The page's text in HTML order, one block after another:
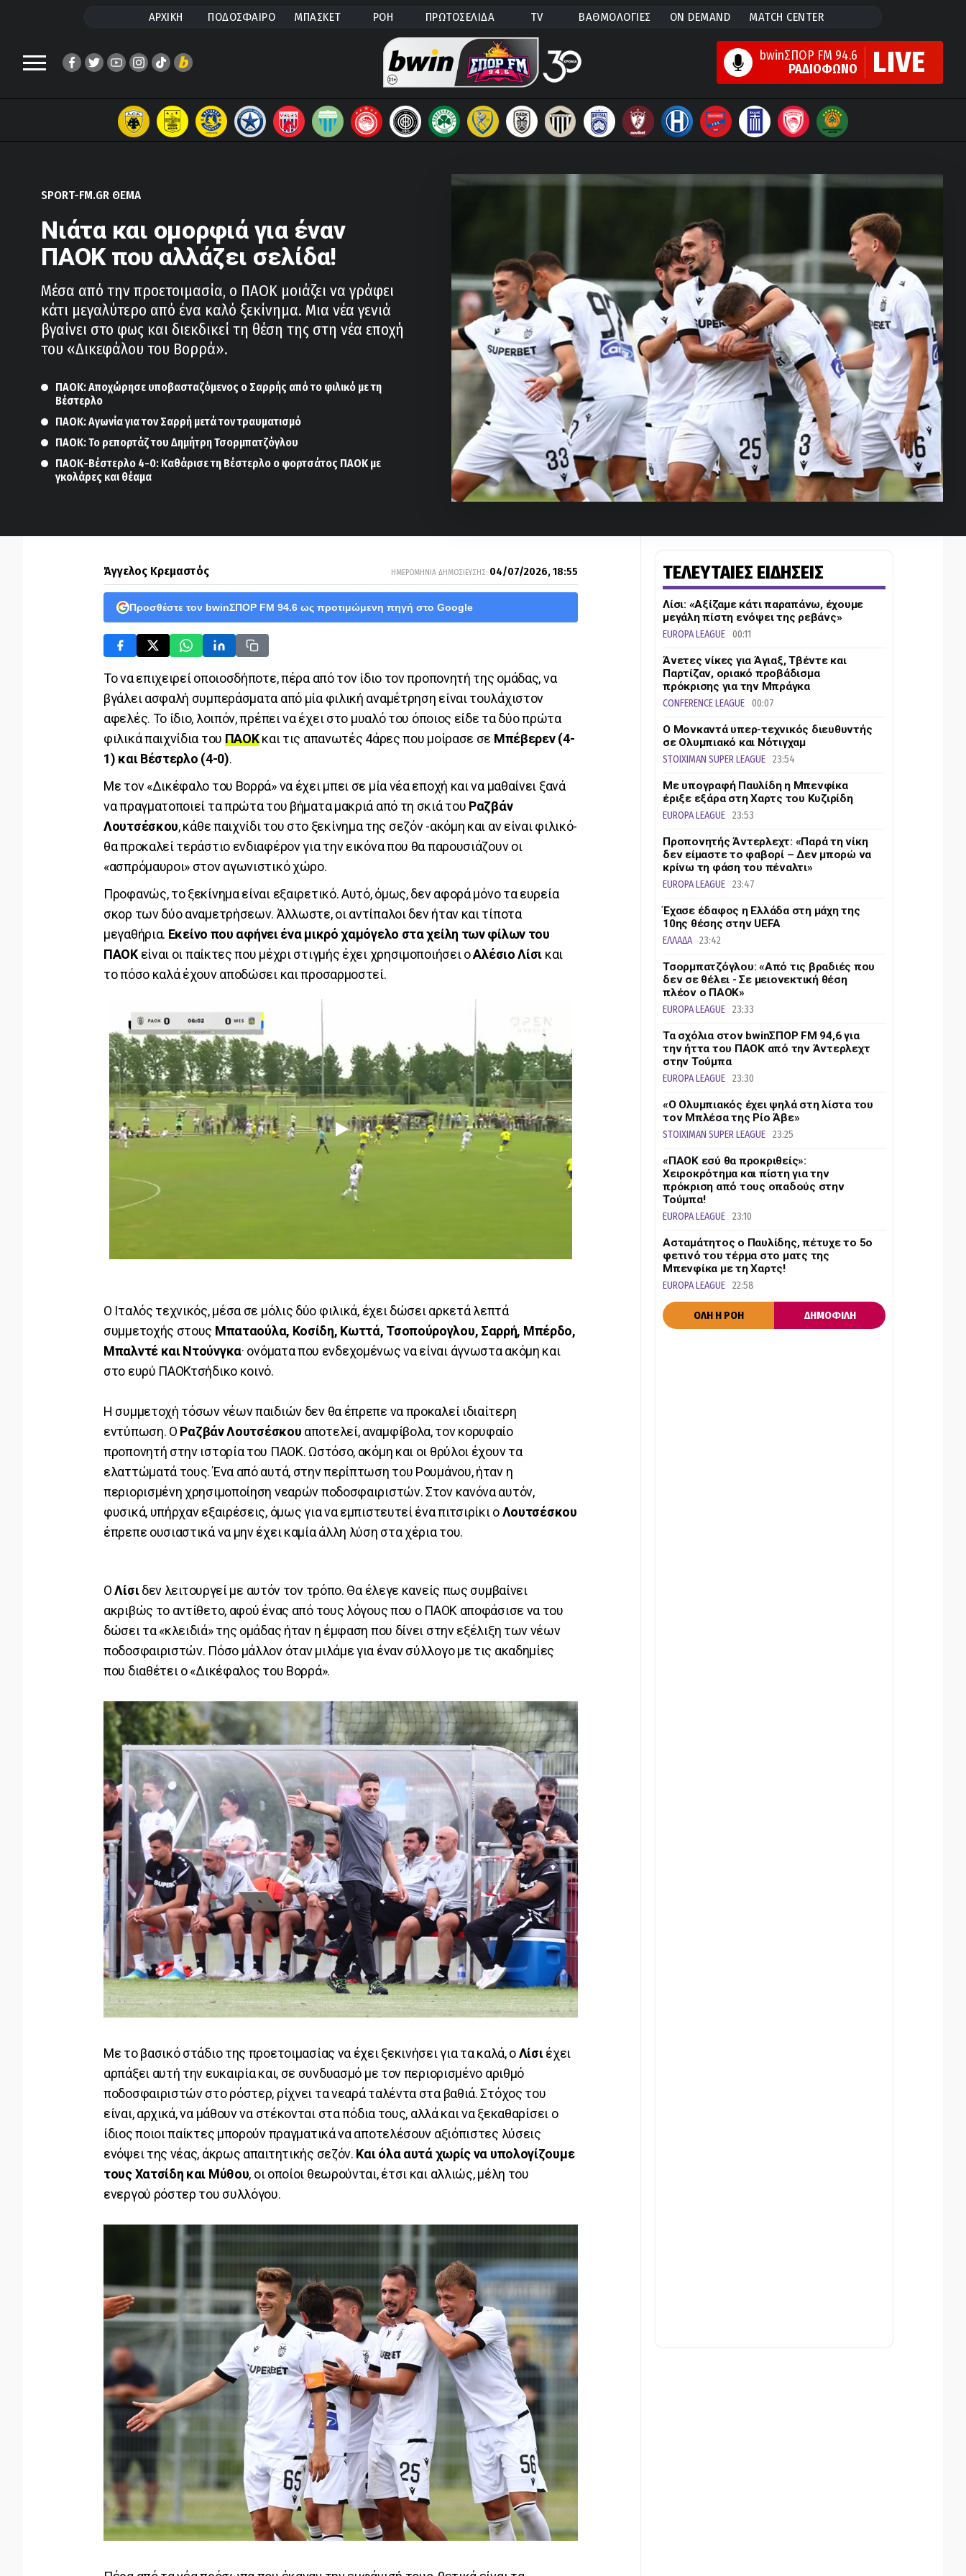
ΑΡΧΙΚΗ ΠΟΔΟΣΦΑΙΡΟ ΜΠΑΣΚΕΤ ΡΟΗ ΠΡΩΤΟΣΕΛΙΔΑ TV ΒΑΘΜΟΛΟΓΙΕΣ ON DEMAND MATCH CENTER
bwinΣΠΟΡ FM 94.6
ΡΑΔΙΟΦΩΝΟ
LIVE
SPORT-FM.GR ΘΕΜΑ
Νιάτα και ομορφιά για έναν
ΠΑΟΚ που αλλάζει σελίδα!
Μέσα από την προετοιμασία, ο ΠΑΟΚ μοιάζει να γράφει
κάτι μεγαλύτερο από ένα καλό ξεκίνημα. Μια νέα γενιά
βγαίνει στο φως και διεκδικεί τη θέση της στη νέα εποχή
του «Δικεφάλου του Βορρά».
ΠΑΟΚ: Αποχώρησε υποβασταζόμενος ο Σαρρής από το φιλικό με τη
Βέστερλο
ΠΑΟΚ: Αγωνία για τον Σαρρή μετά τον τραυματισμό
ΠΑΟΚ: Το ρεπορτάζ του Δημήτρη Τσορμπατζόγλου
ΠΑΟΚ-Βέστερλο 4-0: Καθάρισε τη Βέστερλο ο φορτσάτος ΠΑΟΚ με
γκολάρες και θέαμα
Άγγελος Κρεμαστός ΗΜΕΡΟΜΗΝΙΑ ΔΗΜΟΣΙΕΥΣΗΣ: 04/07/2026, 18:55
Προσθέστε τον bwinΣΠΟΡ FM 94.6 ως προτιμώμενη πηγή στο Google
Το να επιχειρεί οποιοσδήποτε, πέρα από τον ίδιο τον προπονητή της ομάδας, να
βγάλει ασφαλή συμπεράσματα από μία φιλική αναμέτρηση είναι τουλάχιστον
αφελές. Το ίδιο, λοιπόν, πρέπει να έχει στο μυαλό του όποιος είδε τα δύο πρώτα
φιλικά παιχνίδια του ΠΑΟΚκαι τις απανωτές 4άρες που μοίρασε σε Μπέβερεν (4-
1) και Βέστερλο (4-0).
Με τον «Δικέφαλο του Βορρά» να έχει μπει σε μία νέα εποχή και να μαθαίνει ξανά
να πραγματοποιεί τα πρώτα του βήματα μακριά από τη σκιά του Ραζβάν
Λουτσέσκου, κάθε παιχνίδι του στο ξεκίνημα της σεζόν -ακόμη και αν είναι φιλικό-
θα προκαλεί τεράστιο ενδιαφέρον για την εικόνα που θα παρουσιάζουν οι
«ασπρόμαυροι» στον αγωνιστικό χώρο.
Προφανώς, το ξεκίνημα είναι εξαιρετικό. Αυτό, όμως, δεν αφορά μόνο τα ευρεία
σκορ των δύο αναμετρήσεων. Άλλωστε, οι αντίπαλοι δεν ήταν και τίποτα
μεγαθήρια. Εκείνο που αφήνει ένα μικρό χαμόγελο στα χείλη των φίλων του
ΠΑΟΚείναι οι παίκτες που μέχρι στιγμής έχει χρησιμοποιήσει οΑλέσιο Λίσι και
το πόσο καλά έχουν αποδώσει και προσαρμοστεί.
Ο Ιταλός τεχνικός, μέσα σε μόλις δύο φιλικά, έχει δώσει αρκετά λεπτά
συμμετοχής στους Μπαταούλα, Κοσίδη, Κωττά, Τσοπούρογλου, Σαρρή, Μπέρδο,
Μπαλντέ και Ντούνγκα· ονόματα που ενδεχομένως να είναι άγνωστα ακόμη και
στο ευρύ ΠΑΟΚτσήδικο κοινό.
Η συμμετοχή τόσων νέων παιδιών δεν θα έπρεπε να προκαλεί ιδιαίτερη
εντύπωση. Ο Ραζβάν Λουτσέσκου αποτελεί, αναμφίβολα, τον κορυφαίο
προπονητή στην ιστορία του ΠΑΟΚ. Ωστόσο, ακόμη και οι θρύλοι έχουν τα
ελαττώματά τους. Ένα από αυτά, στην περίπτωση του Ρουμάνου, ήταν η
περιορισμένη χρησιμοποίηση νεαρών ποδοσφαιριστών. Στον κανόνα αυτόν,
φυσικά, υπήρχαν εξαιρέσεις, όμως για να εμπιστευτεί ένα πιτσιρίκι οΛουτσέσκου
έπρεπε ουσιαστικά να μην έχει καμία άλλη λύση στα χέρια του.
ΟΛίσιδεν λειτουργεί με αυτόν τον τρόπο. Θα έλεγε κανείς πως συμβαίνει
ακριβώς το αντίθετο, αφού ένας από τους λόγους που ο ΠΑΟΚ αποφάσισε να του
δώσει τα «κλειδιά» της ομάδας ήταν η έμφαση που δίνει στην εξέλιξη των νέων
ποδοσφαιριστών. Πόσο μάλλον όταν μιλάμε για έναν σύλλογο με τις ακαδημίες
που διαθέτει ο «Δικέφαλος του Βορρά».
Με το βασικό στάδιο της προετοιμασίας να έχει ξεκινήσει για τα καλά, οΛίσιέχει
αρπάξει αυτή την ευκαιρία και, σε συνδυασμό με τον περιορισμένο αριθμό
ποδοσφαιριστών στο ρόστερ, ρίχνει τα νεαρά ταλέντα στα βαθιά. Στόχος του
είναι, αρχικά, να μάθουν να στέκονται στα πόδια τους, αλλά και να ξεκαθαρίσει ο
ίδιος ποιοι παίκτες μπορούν πραγματικά να αποτελέσουν αξιόπιστες λύσεις
ενόψει της νέας, άκρως απαιτητικής σεζόν. Και όλα αυτά χωρίς να υπολογίζουμε
τους Χατσίδη και Μύθου, οι οποίοι θεωρούνται, έτσι και αλλιώς, μέλη του
ενεργού ρόστερ του συλλόγου.
ΤΕΛΕΥΤΑΙΕΣ ΕΙΔΗΣΕΙΣ
Λίσι: «Αξίζαμε κάτι παραπάνω, έχουμε
μεγάλη πίστη ενόψει της ρεβάνς»
EUROPA LEAGUE 00:11
Άνετες νίκες για Άγιαξ, Τβέντε και
Παρτίζαν, οριακό προβάδισμα
πρόκρισης για την Μπράγκα
CONFERENCE LEAGUE 00:07
Ο Μονκαντά υπερ-τεχνικός διευθυντής
σε Ολυμπιακό και Νότιγχαμ
STOIXIMAN SUPER LEAGUE 23:54
Με υπογραφή Παυλίδη η Μπενφίκα
έριξε εξάρα στη Χαρτς του Κυζιρίδη
EUROPA LEAGUE 23:53
Προπονητής Άντερλεχτ: «Παρά τη νίκη
δεν είμαστε το φαβορί – Δεν μπορώ να
κρίνω τη φάση του πέναλτι»
EUROPA LEAGUE 23:47
Έχασε έδαφος η Ελλάδα στη μάχη της
10ης θέσης στην UEFA
ΕΛΛΑΔΑ 23:42
Τσορμπατζόγλου: «Από τις βραδιές που
δεν σε θέλει - Σε μειονεκτική θέση
πλέον ο ΠΑΟΚ»
EUROPA LEAGUE 23:33
Τα σχόλια στον bwinΣΠΟΡ FM 94,6 για
την ήττα του ΠΑΟΚ από την Άντερλεχτ
στην Τούμπα
EUROPA LEAGUE 23:30
«Ο Ολυμπιακός έχει ψηλά στη λίστα του
τον Μπλέσα της Ρίο Άβε»
STOIXIMAN SUPER LEAGUE 23:25
«ΠΑΟΚ εσύ θα προκριθείς»:
Χειροκρότημα και πίστη για την
πρόκριση από τους οπαδούς στην
Τούμπα!
EUROPA LEAGUE 23:10
Ασταμάτητος ο Παυλίδης, πέτυχε το 5ο
φετινό του τέρμα στο ματς της
Μπενφίκα με τη Χαρτς!
EUROPA LEAGUE 22:58
ΟΛΗ Η ΡΟΗ ΔΗΜΟΦΙΛΗ